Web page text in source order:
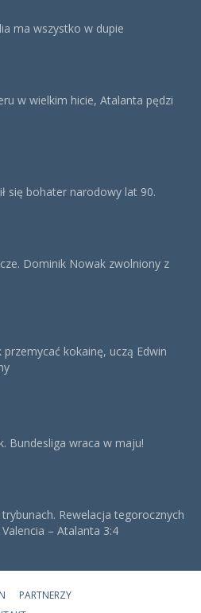
ma wszystko w dupie
w wielkim hicie, Atalanta pędzi
się bohater narodowy lat 90.
Dominik Nowak zwolniony z
kokainę, uczą Edwin
Bundesliga wraca w maju!
Rewelacja tegorocznych
– Atalanta 3:4
PARTNERZY